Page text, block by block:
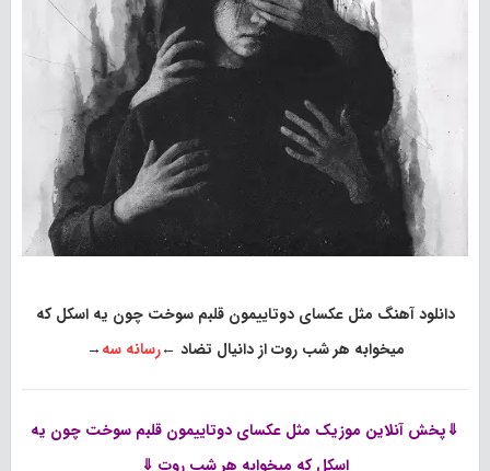
دانلود آهنگ مثل عکسای دوتاییمون قلبم سوخت چون یه اسکل که
میخوابه هر شب روت از دانیال تضاد ←رسانه سه→
⇓پخش آنلاین موزیک مثل عکسای دوتاییمون قلبم سوخت چون یه
اسکل که میخوابه هر شب روت ⇓